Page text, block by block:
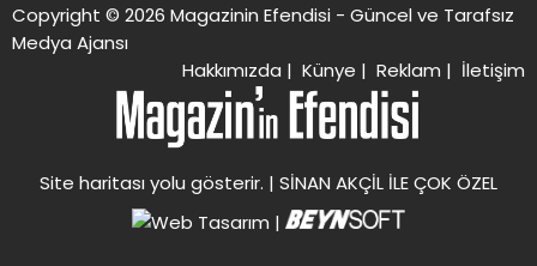
Copyright © 2026 Magazinin Efendisi - Güncel ve Tarafsız
Medya Ajansı
Hakkımızda | Künye | Reklam | İletişim
Site haritası yolu gösterir. | SİNAN AKÇİL İLE ÇOK ÖZEL
|